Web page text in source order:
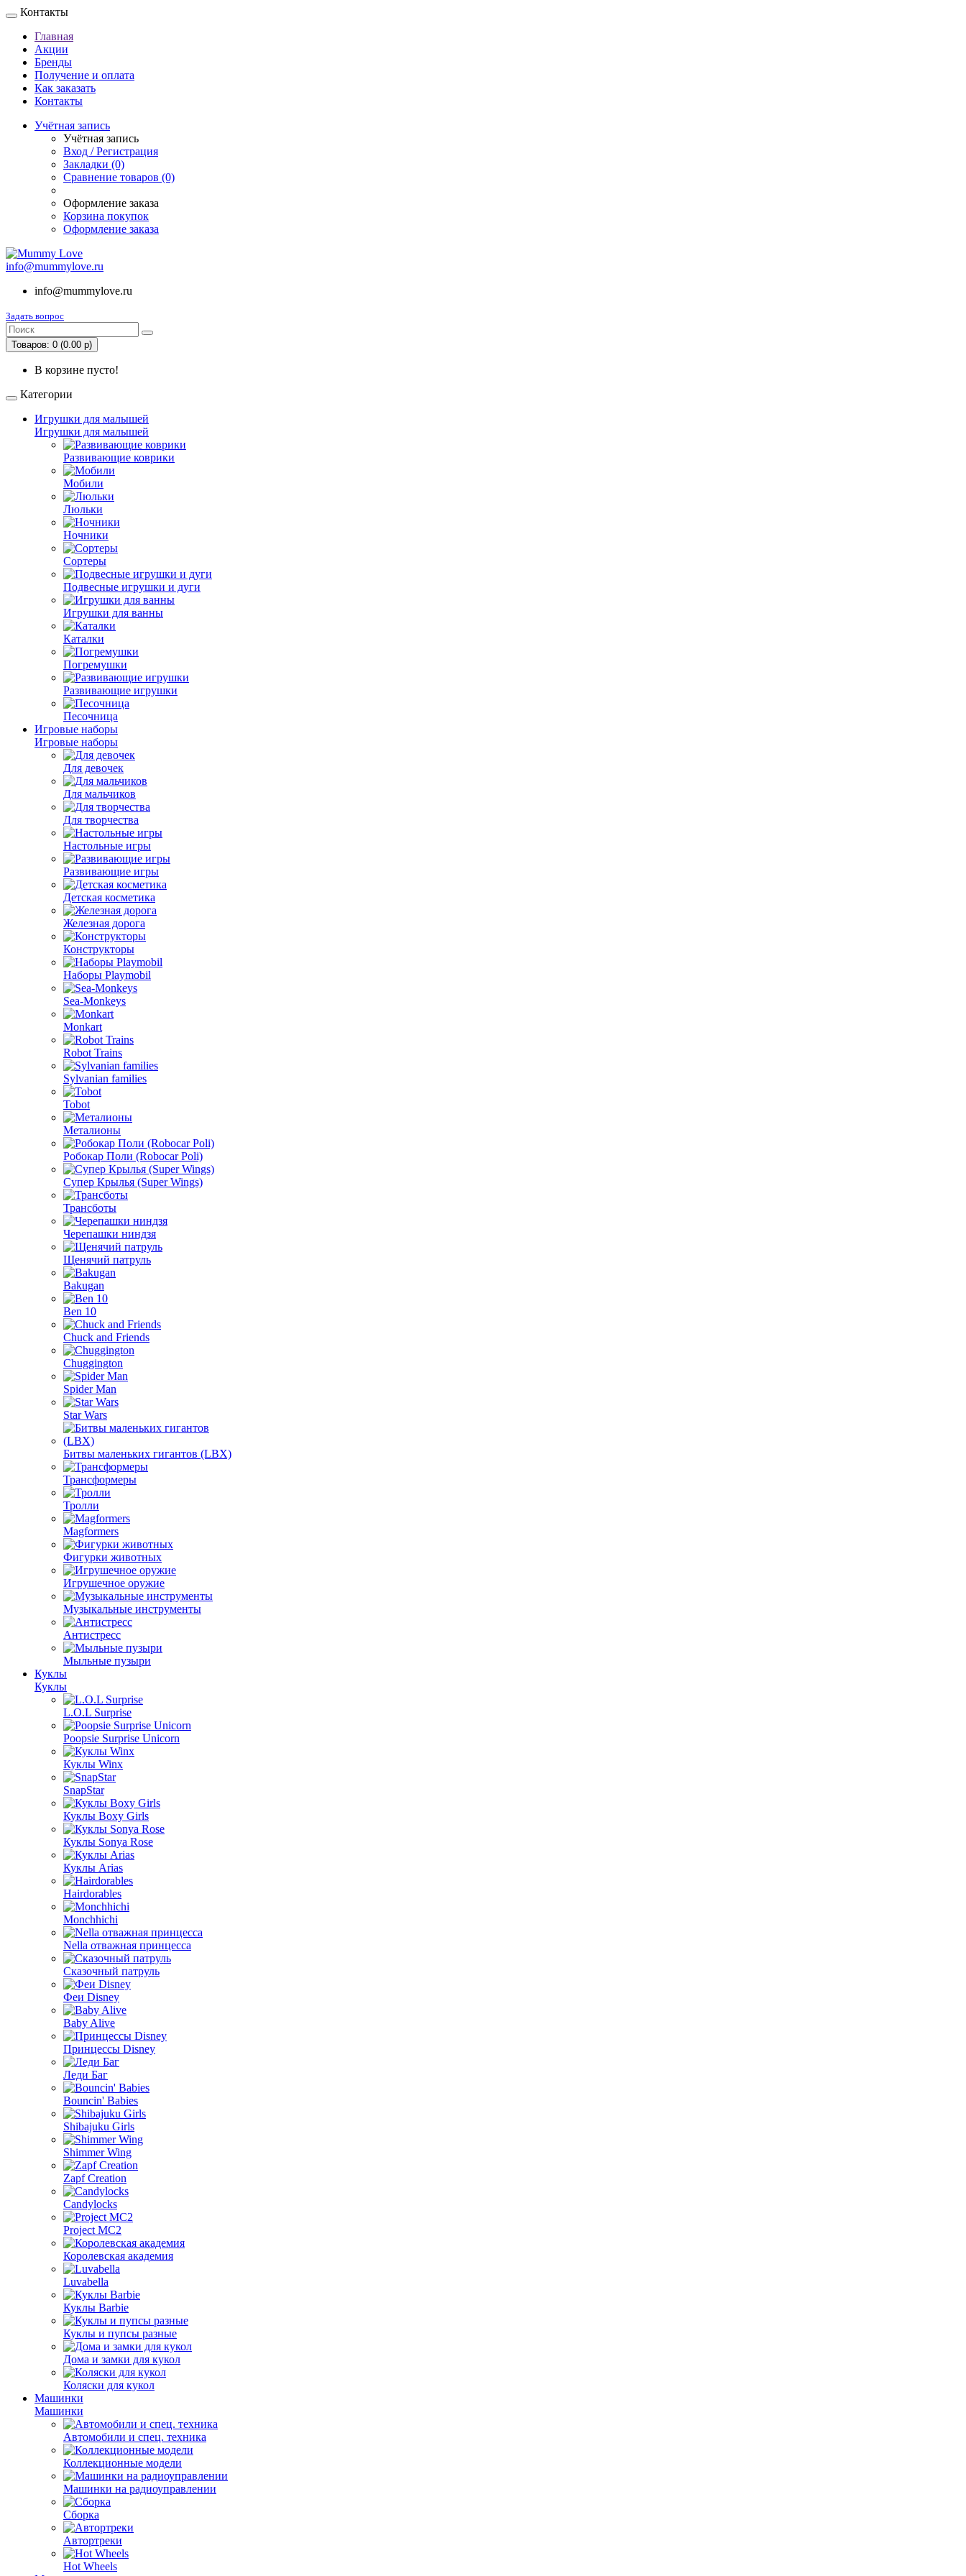
Контакты
Главная
Акции
Бренды
Получение и оплата
Как заказать
Контакты
Учётная запись
Учётная запись
Вход / Регистрация
Закладки (0)
Сравнение товаров (0)
Оформление заказа
Корзина покупок
Оформление заказа
info@mummylove.ru
info@mummylove.ru
Задать вопрос
Товаров: 0 (0.00 р)
В корзине пусто!
Категории
Игрушки для малышей
Игрушки для малышей
Развивающие коврики
Мобили
Люльки
Ночники
Сортеры
Подвесные игрушки и дуги
Игрушки для ванны
Каталки
Погремушки
Развивающие игрушки
Песочница
Игровые наборы
Игровые наборы
Для девочек
Для мальчиков
Для творчества
Настольные игры
Развивающие игры
Детская косметика
Железная дорога
Конструкторы
Наборы Playmobil
Sea-Monkeys
Monkart
Robot Trains
Sylvanian families
Tobot
Металионы
Робокар Поли (Robocar Poli)
Супер Крылья (Super Wings)
Трансботы
Черепашки ниндзя
Щенячий патруль
Bakugan
Ben 10
Chuck and Friends
Chuggington
Spider Man
Star Wars
Битвы маленьких гигантов (LBX)
Трансформеры
Тролли
Magformers
Фигурки животных
Игрушечное оружие
Музыкальные инструменты
Антистресс
Мыльные пузыри
Куклы
Куклы
L.O.L Surprise
Poopsie Surprise Unicorn
Куклы Winx
SnapStar
Куклы Boxy Girls
Куклы Sonya Rose
Куклы Arias
Hairdorables
Monchhichi
Nella отважная принцесса
Сказочный патруль
Феи Disney
Baby Alive
Принцессы Disney
Леди Баг
Bouncin' Babies
Shibajuku Girls
Shimmer Wing
Zapf Creation
Candylocks
Project MС2
Королевская академия
Luvabella
Куклы Barbie
Куклы и пупсы разные
Дома и замки для кукол
Коляски для кукол
Машинки
Машинки
Автомобили и спец. техника
Коллекционные модели
Машинки на радиоуправлении
Сборка
Автортреки
Hot Wheels